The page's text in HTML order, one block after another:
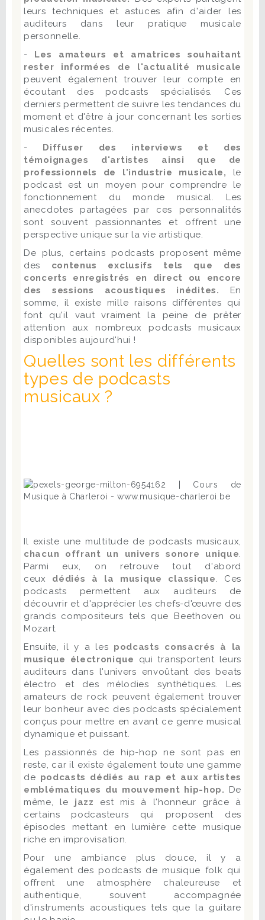
leurs techniques et astuces afin d'aider les
auditeurs dans leur pratique musicale
personnelle.
- Les amateurs et amatrices souhaitant
rester informées de l'actualité musicale
peuvent également trouver leur compte en
écoutant des podcasts spécialisés. Ces
derniers permettent de suivre les tendances du
moment et d'être à jour concernant les sorties
musicales récentes.
- Diffuser des interviews et des
témoignages d'artistes ainsi que de
professionnels de l'industrie musicale, le
podcast est un moyen pour comprendre le
fonctionnement du monde musical. Les
anecdotes partagées par ces personnalités
sont souvent passionnantes et offrent une
perspective unique sur la vie artistique.
De plus, certains podcasts proposent même
des contenus exclusifs tels que des
concerts enregistrés en direct ou encore
des sessions acoustiques inédites. En
somme, il existe mille raisons différentes qui
font qu'il vaut vraiment la peine de prêter
attention aux nombreux podcasts musicaux
disponibles aujourd'hui !
Quelles sont les différents
types de podcasts
musicaux ?
Il existe une multitude de podcasts musicaux,
chacun offrant un
univers sonore unique.
Parmi eux, on retrouve tout d'abord
ceux dédiés à la musique classique. Ces
podcasts permettent aux auditeurs de
découvrir et d'apprécier les chefs-d'œuvre des
grands compositeurs tels que Beethoven ou
Mozart.
Ensuite, il y a les podcasts consacrés à la
musique électronique
qui transportent leurs
auditeurs dans l'univers envoûtant des beats
électro et des mélodies synthétiques. Les
amateurs de rock peuvent également trouver
leur bonheur avec des podcasts spécialement
conçus pour mettre en avant ce genre musical
dynamique et puissant.
Les passionnés de hip-hop ne sont pas en
reste, car il existe également toute une gamme
de podcasts dédiés au rap et aux artistes
emblématiques du mouvement hip-hop. De
même, le jazz est mis à l'honneur grâce à
certains podcasteurs qui proposent des
épisodes mettant en lumière cette musique
riche en improvisation.
Pour une ambiance plus douce, il y a
également des podcasts de musique folk qui
offrent une atmosphère chaleureuse et
authentique, souvent accompagnée
d'instruments acoustiques tels que la guitare